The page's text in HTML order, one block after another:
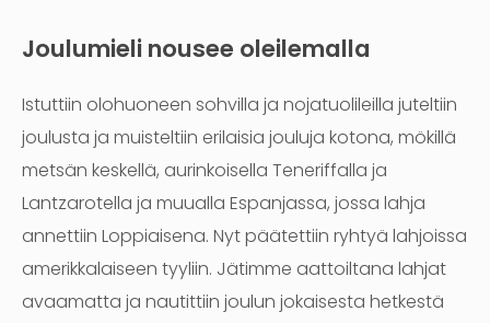
Joulumieli nousee oleilemalla
Istuttiin olohuoneen sohvilla ja nojatuolileilla juteltiin
joulusta ja muisteltiin erilaisia jouluja kotona, mökillä
metsän keskellä, aurinkoisella Teneriffalla ja
Lantzarotella ja muualla Espanjassa, jossa lahja
annettiin Loppiaisena. Nyt päätettiin ryhtyä lahjoissa
amerikkalaiseen tyyliin. Jätimme aattoiltana lahjat
avaamatta ja nautittiin joulun jokaisesta hetkestä